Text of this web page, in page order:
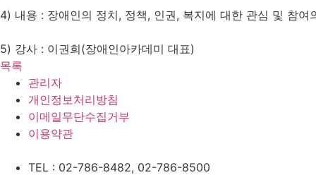
4) 내용 : 장애인의 정치, 정책, 인권, 복지에 대한 관심 및 참
5) 강사 : 이권희(장애인아카데미 대표)
목록
관리자
개인정보처리방침
이메일무단수집거부
이용약관
TEL : 02-786-8482, 02-786-8500